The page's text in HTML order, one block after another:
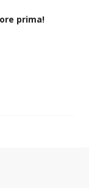
ore prima!